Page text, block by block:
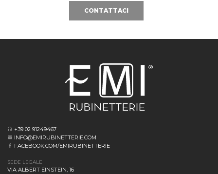
CONTATTACI
+39 02 91249467
INFO@EMIRUBINETTERIE.COM
FACEBOOK.COM/EMIRUBINETTERIE
SEDE LEGALE
VIA ALBERT EINSTEIN, 16